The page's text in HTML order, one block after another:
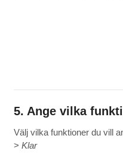
5. Ange vilka
Välj vilka funktioner du vill
> Klar